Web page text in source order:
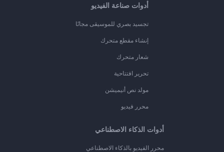
أدوات صناعة الفيديو
تجسيد بصري للموسيقى مجانًا
إنشاء مقطع متحرك
شعار متحرك
تحرير افتتاحية
مولد نص أنيميشن
محرر فيديو
أدوات الذكاء الاصطناعي
محرر الفيديو بالذكاء الاصطناعي